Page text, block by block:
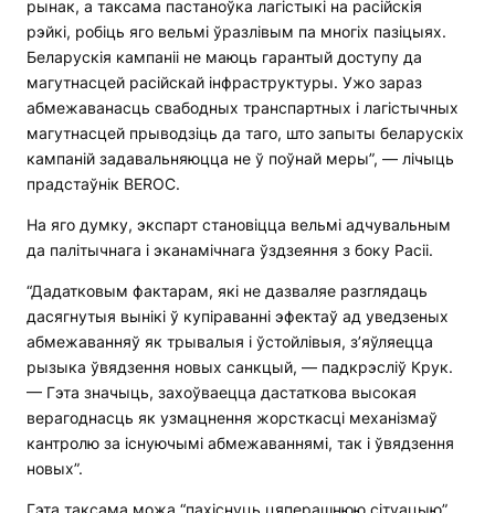
рынак, а таксама пастаноўка лагістыкі на расійскія
рэйкі, робіць яго вельмі ўразлівым па многіх пазіцыях.
Беларускія кампаніі не маюць гарантый доступу да
магутнасцей расійскай інфраструктуры. Ужо зараз
абмежаванасць свабодных транспартных і лагістычных
магутнасцей прыводзіць да таго, што запыты беларускіх
кампаній задавальняюцца не ў поўнай меры”, — лічыць
прадстаўнік BEROC.
На яго думку, экспарт становіцца вельмі адчувальным
да палітычнага і эканамічнага ўздзеяння з боку Расіі.
“Дадатковым фактарам, які не дазваляе разглядаць
дасягнутыя вынікі ў купіраванні эфектаў ад уведзеных
абмежаванняў як трывалыя і ўстойлівыя, з’яўляецца
рызыка ўвядзення новых санкцый, — падкрэсліў Крук.
— Гэта значыць, захоўваецца дастаткова высокая
верагоднасць як узмацнення жорсткасці механізмаў
кантролю за існуючымі абмежаваннямі, так і ўвядзення
новых”.
Гэта таксама можа “пахіснуць цяперашнюю сітуацыю”,